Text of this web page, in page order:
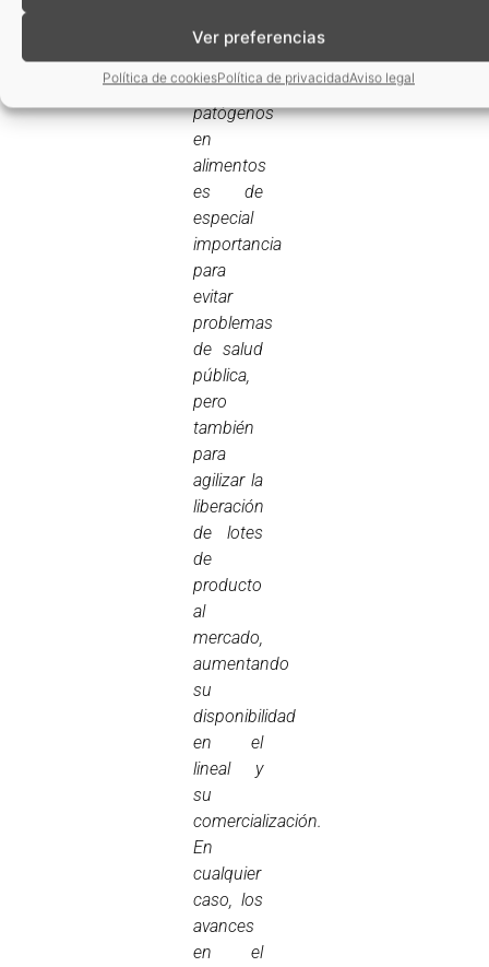
Ver preferencias
Política de cookiesPolítica de privacidadAviso legal
brevedad
de
microorganismos
patógenos
en
alimentos
es de
especial
importancia
para
evitar
problemas
de salud
pública,
pero
también
para
agilizar la
liberación
de lotes
de
producto
al
mercado,
aumentando
su
disponibilidad
en el
lineal y
su
comercialización.
En
cualquier
caso, los
avances
en el